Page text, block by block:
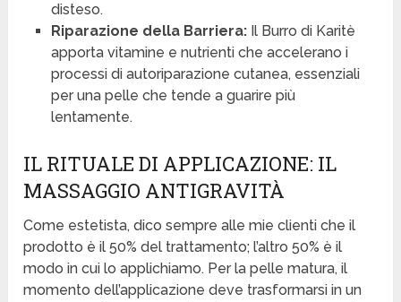
disteso.
Riparazione della Barriera:Il Burro di Karitè
apporta vitamine e nutrienti che accelerano i
processi di autoriparazione cutanea, essenziali
per una pelle che tende a guarire più
lentamente.
IL RITUALE DI APPLICAZIONE: IL
MASSAGGIO ANTIGRAVITÀ
Come estetista, dico sempre alle mie clienti che il
prodotto è il 50% del trattamento; l’altro 50% è il
modo in cui lo applichiamo. Per la pelle matura, il
momento dell’applicazione deve trasformarsi in un